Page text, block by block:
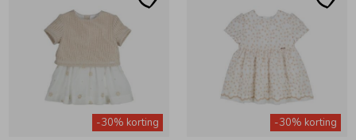
-30% korting -30% korting